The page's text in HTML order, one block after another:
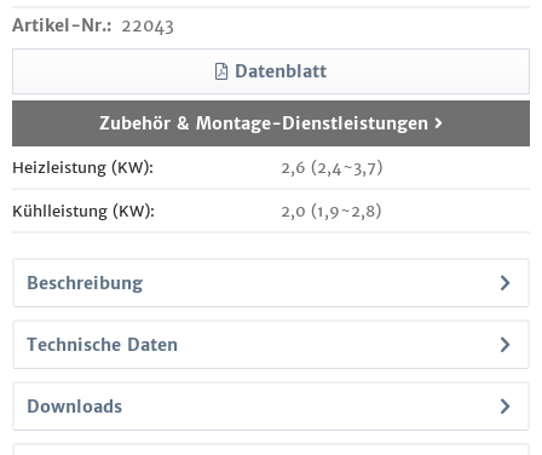
Artikel-Nr.: 22043
Datenblatt
Zubehör & Montage-Dienstleistungen
Heizleistung (KW): 2,6 (2,4~3,7)
Kühlleistung (KW): 2,0 (1,9~2,8)
Beschreibung
Technische Daten
Downloads